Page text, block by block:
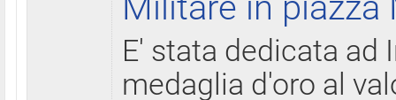
E' stata dedicata ad
medaglia d'oro al